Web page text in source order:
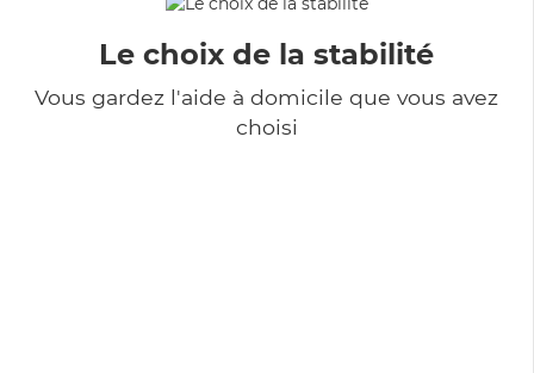
Le choix de la stabilité
Vous gardez l'aide à domicile que vous avez
choisi